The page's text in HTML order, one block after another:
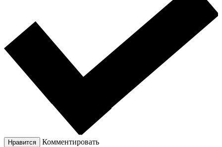
Нравится Комментировать